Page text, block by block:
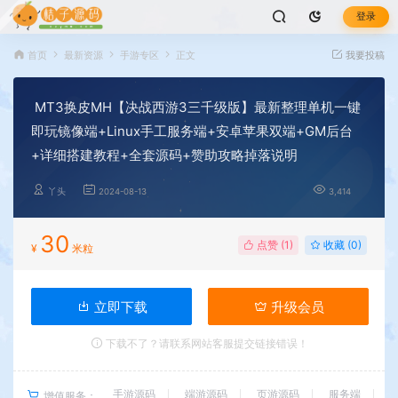
登录
首页 最新资源 手游专区 正文 我要投稿
MT3换皮MH【决战西游3三千级版】最新整理单机一键
即玩镜像端+Linux手工服务端+安卓苹果双端+GM后台
+详细搭建教程+全套源码+赞助攻略掉落说明
丫头 2024-08-13 3,414
¥ 30 米粒 点赞 (1) 收藏 (0)
立即下载 升级会员
下载不了？请联系网站客服提交链接错误！
手游源码 端游源码 页游源码 服务端